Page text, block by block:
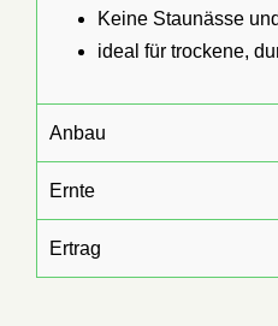
Keine Staunässe
ideal für trockene,
Anbau
Ernte
Ertrag